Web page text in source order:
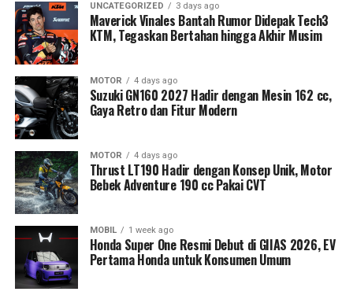
UNCATEGORIZED 3 days ago
Maverick Vinales Bantah Rumor Didepak Tech3
KTM, Tegaskan Bertahan hingga Akhir Musim
MOTOR 4 days ago
Suzuki GN160 2027 Hadir dengan Mesin 162 cc,
Gaya Retro dan Fitur Modern
MOTOR 4 days ago
Thrust LT190 Hadir dengan Konsep Unik, Motor
Bebek Adventure 190 cc Pakai CVT
MOBIL 1 week ago
Honda Super One Resmi Debut di GIIAS 2026, EV
Pertama Honda untuk Konsumen Umum